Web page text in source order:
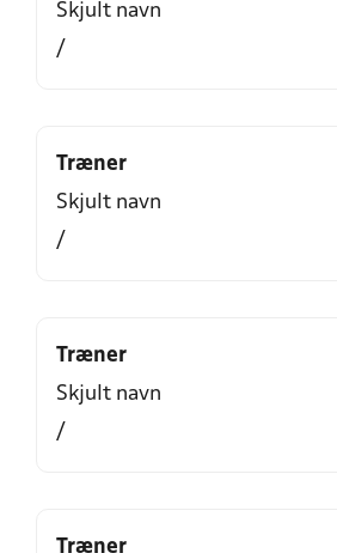
Skjult navn
/
Træner
Skjult navn
/
Træner
Skjult navn
/
Træner